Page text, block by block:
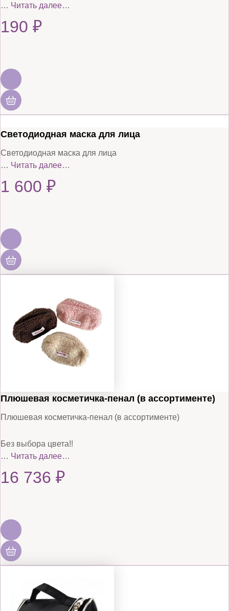
… Читать далее…
190 ₽
Светодиодная маска для лица
Светодиодная маска для лица
… Читать далее…
1 600 ₽
Плюшевая косметичка-пенал (в ассортименте)
Плюшевая косметичка-пенал (в ассортименте)
Без выбора цвета!!
… Читать далее…
16 736 ₽